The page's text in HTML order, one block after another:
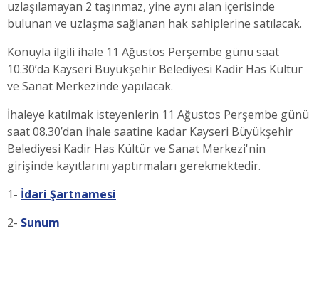
uzlaşılamayan 2 taşınmaz, yine aynı alan içerisinde
bulunan ve uzlaşma sağlanan hak sahiplerine satılacak.
Konuyla ilgili ihale 11 Ağustos Perşembe günü saat
10.30’da Kayseri Büyükşehir Belediyesi Kadir Has Kültür
ve Sanat Merkezinde yapılacak.
İhaleye katılmak isteyenlerin 11 Ağustos Perşembe günü
saat 08.30’dan ihale saatine kadar Kayseri Büyükşehir
Belediyesi Kadir Has Kültür ve Sanat Merkezi'nin
girişinde kayıtlarını yaptırmaları gerekmektedir.
1- İdari Şartnamesi
2- Sunum